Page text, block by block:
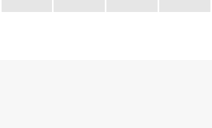
时产600吨